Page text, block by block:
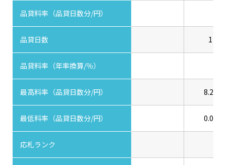
品貸料率（品貸日数分/円）
品貸日数 1
品貸料率（年率換算/％）
最高料率（品貸日数分/円） 8.20
最低料率（品貸日数分/円） 0.00
応札ランク